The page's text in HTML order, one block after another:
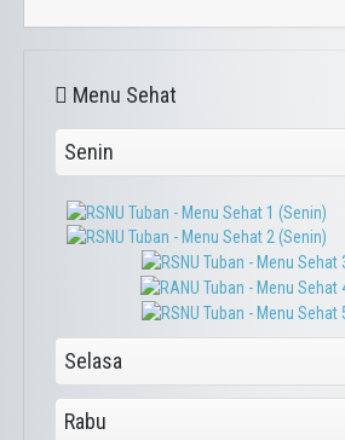
Menu Sehat
Senin
Selasa
Rabu